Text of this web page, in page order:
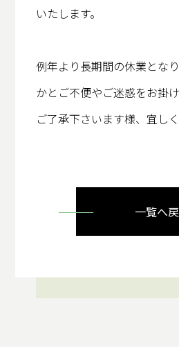
いたします。
例年より長期間の休業とな
かとご不便やご迷惑をお掛
ご了承下さいます様、宜し
一覧へ